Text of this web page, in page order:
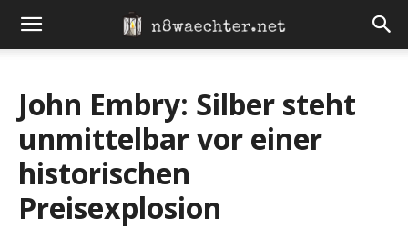
John Embry: Silber steht
unmittelbar vor einer
historischen
Preisexplosion